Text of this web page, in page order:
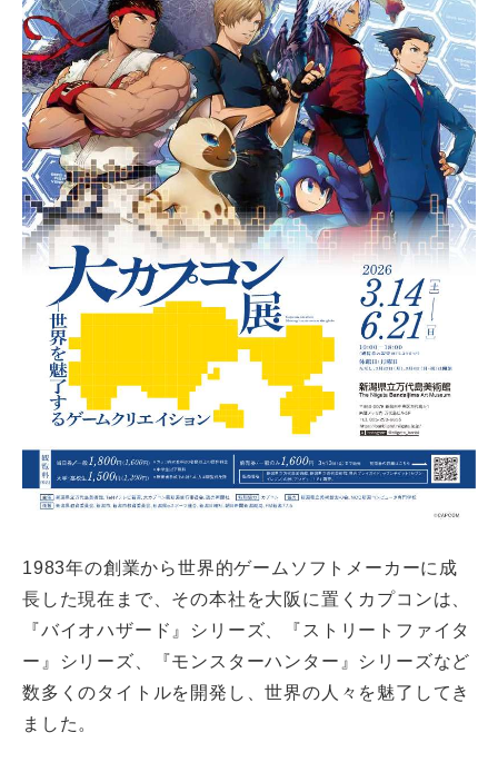
1983年の創業から世界的ゲームソフトメーカーに成
長した現在まで、その本社を大阪に置くカプコンは、
『バイオハザード』シリーズ、『ストリートファイタ
ー』シリーズ、『モンスターハンター』シリーズなど
数多くのタイトルを開発し、世界の人々を魅了してき
ました。